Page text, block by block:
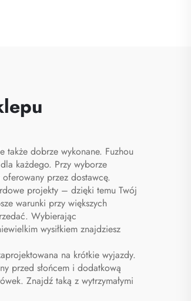
także dobrze wykonane. Fuzhou
każdego. Przy wyborze
przez dostawcę.
projekty – dzięki temu Twój
warunki przy większych
Wybierając
wysiłkiem znajdziesz
na krótkie wyjazdy.
przed słońcem i dodatkową
Znajdź taką z wytrzymałymi